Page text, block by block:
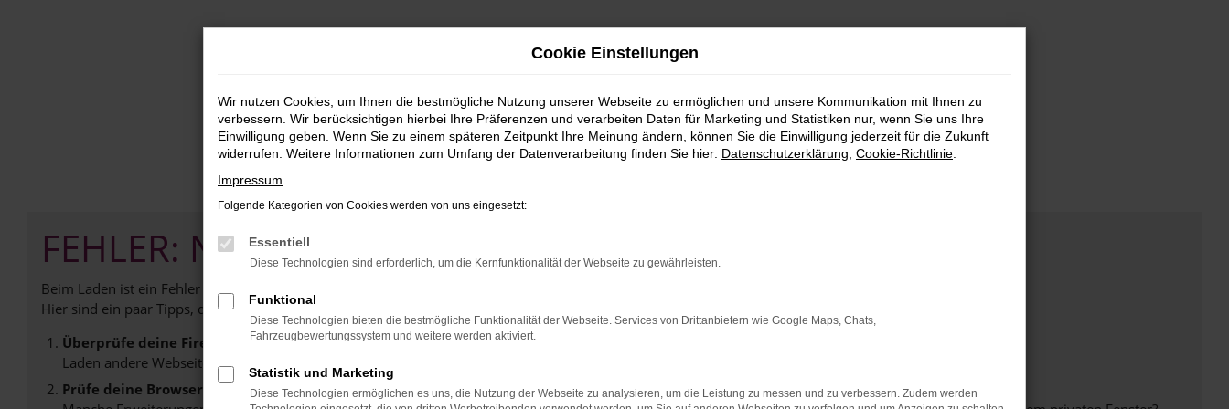
FEHLER: NETWORK ERROR
Beim Laden ist ein Fehler aufgetreten.
Hier sind ein paar Tipps, die dir helfen können:
Überprüfe deine Firewall und deine Internetverbindung.
Laden andere Webseiten, zum Beispiel deine Suchmaschine?
Prüfe deine Browsererweiterungen.
Cookie Einstellungen
Wir nutzen Cookies, um Ihnen die bestmögliche Nutzung unserer Webseite zu ermöglichen und unsere Kommunikation mit Ihnen zu
verbessern. Wir berücksichtigen hierbei Ihre Präferenzen und verarbeiten Daten für Marketing und Statistiken nur, wenn Sie uns Ihre
Einwilligung geben. Wenn Sie zu einem späteren Zeitpunkt Ihre Meinung ändern, können Sie die Einwilligung jederzeit für die Zukunft
widerrufen. Weitere Informationen zum Umfang der Datenverarbeitung finden Sie hier: Datenschutzerklärung Cookie-Richtlinie
Impressum
Folgende Kategorien von Cookies werden von uns eingesetzt:
Essentiell
Diese Technologien sind erforderlich, um die Kernfunktionalität der Webseite zu gewährleisten.
Funktional
Diese Technologien bieten die bestmögliche Funktionalität der Webseite. Services von Drittanbietern wie Google Maps, Chats,
Fahrzeugbewertungssystem und weitere werden aktiviert.
Statistik und Marketing
Diese Technologien ermöglichen es uns, die Nutzung der Webseite zu analysieren, um die Leistung zu messen und zu verbessern. Zudem werden